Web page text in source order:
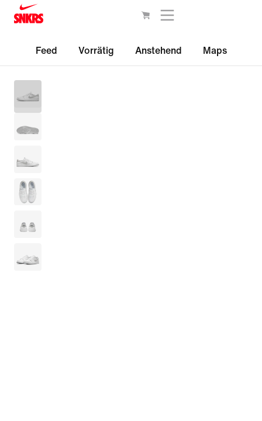
Feed Vorrätig Anstehend Maps